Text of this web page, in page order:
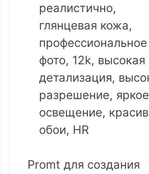
реалистично,
глянцевая кожа,
профессиональное
фото, 12k, высокая
детализация,
разрешение, яркое
освещение,
обои, HR
Promt для создания